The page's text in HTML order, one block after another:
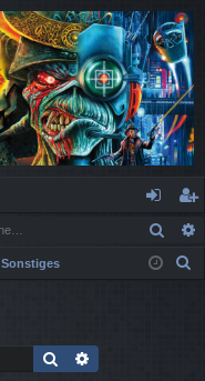
n
m
eg
ist
Sonstiges
Suche